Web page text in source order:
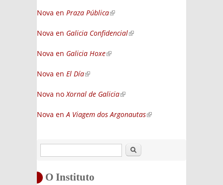
Nova en Praza Pública(link is external)
Nova en Galicia Confidencial(link is external)
Nova en Galicia Hoxe(link is external)
Nova en El Día(link is external)
Nova noXornal de Galicia(link is external)
Nova enA Viagem dos Argonautas(link is
Buscar
O Instituto